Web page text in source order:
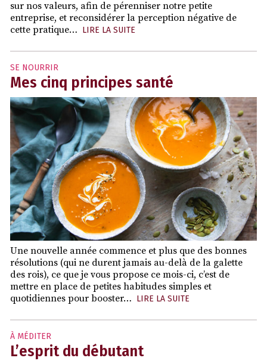
sur nos valeurs, afin de pérenniser notre petite
entreprise, et reconsidérer la perception négative de
cette pratique… LIRE LA SUITE
SE NOURRIR
Mes cinq principes santé
Une nouvelle année commence et plus que des bonnes
résolutions (qui ne durent jamais au-delà de la galette
des rois), ce que je vous propose ce mois-ci, c’est de
mettre en place de petites habitudes simples et
quotidiennes pour booster… LIRE LA SUITE
À MÉDITER
L’esprit du débutant